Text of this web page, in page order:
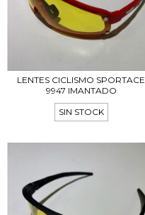
LENTES CICLISMO SPORTACE
9947 IMANTADO
SIN STOCK